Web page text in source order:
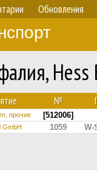
Обновления
№
прочие [512006]
GmbH 1059 W-